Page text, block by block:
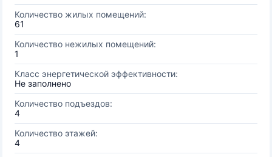
Количество жилых помещений:
61
Количество нежилых помещений:
1
Класс энергетической эффективности:
Не заполнено
Количество подъездов:
4
Количество этажей:
4